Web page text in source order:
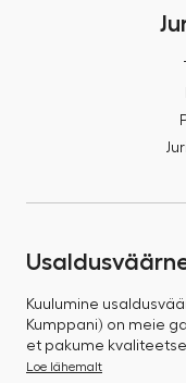
Kuulumine
Kumppani) on meie
et pakume
Loe lähemalt